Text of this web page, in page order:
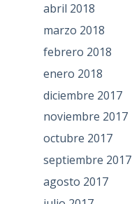
abril 2018
marzo 2018
febrero 2018
enero 2018
diciembre 2017
noviembre 2017
octubre 2017
septiembre 2017
agosto 2017